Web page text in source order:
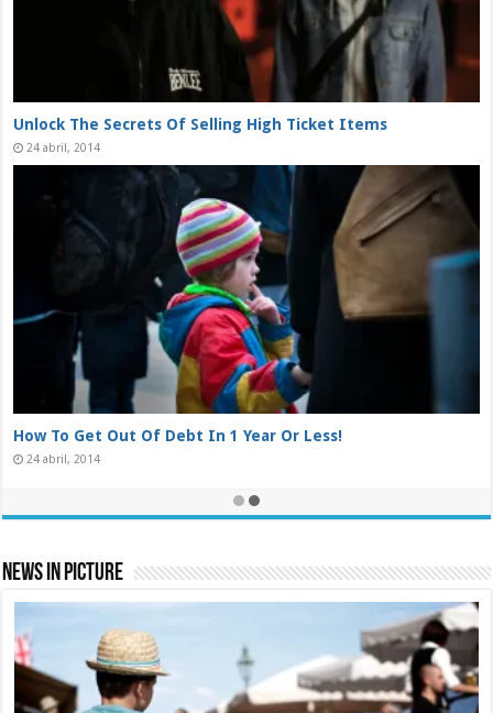
Take Advantage Of The Falling Stock Market
24 agosto, 2014
New! A Stain Remover That Works Like Magic
24 junio, 2014
News In Picture